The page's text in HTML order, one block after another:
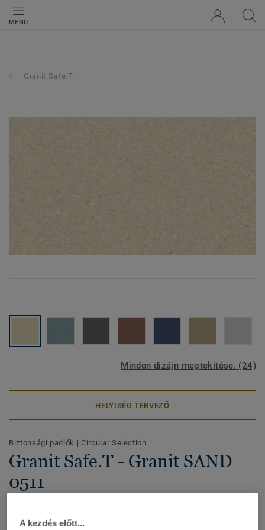
MENU
Granit Safe.T
Minden dizájn megtekitése. (24)
HELYISÉG TERVEZŐ
Biztonsági padlók | Circular Selection
Granit Safe.T - Granit SAND
0511
igénybevételnek kitett, vizes területekre, ahol a biztonság a
A kezdés előtt...